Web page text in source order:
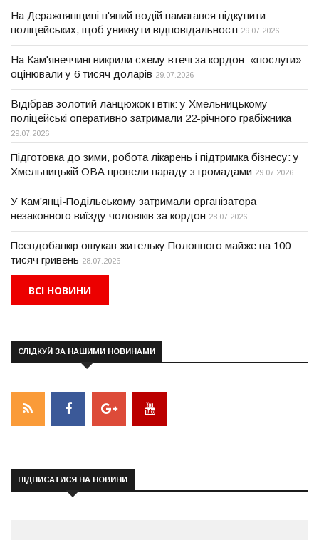
На Деражнянщині п'яний водій намагався підкупити
поліцейських, щоб уникнути відповідальності 29.07.2026
На Кам'янеччині викрили схему втечі за кордон: «послуги»
оцінювали у 6 тисяч доларів 29.07.2026
Відібрав золотий ланцюжок і втік: у Хмельницькому
поліцейські оперативно затримали 22-річного грабіжника
29.07.2026
Підготовка до зими, робота лікарень і підтримка бізнесу: у
Хмельницькій ОВА провели нараду з громадами 29.07.2026
У Кам’янці-Подільському затримали організатора
незаконного виїзду чоловіків за кордон 28.07.2026
Псевдобанкір ошукав жительку Полонного майже на 100
тисяч гривень 28.07.2026
ВСІ НОВИНИ
СЛІДКУЙ ЗА НАШИМИ НОВИНАМИ
ПІДПИСАТИСЯ НА НОВИНИ